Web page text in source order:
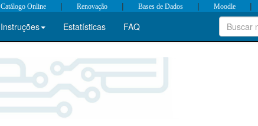
Catálogo Online | Renovação | Bases de Dados | Moodle |
Instruções Estatísticas FAQ